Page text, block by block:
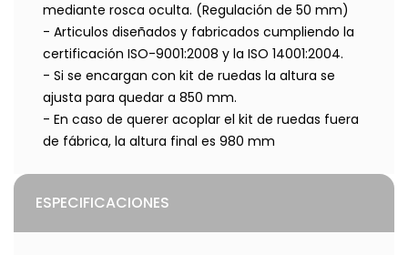
mediante rosca oculta. (Regulación de 50 mm)
- Articulos diseñados y fabricados cumpliendo la
certificación ISO-9001:2008 y la ISO 14001:2004.
- Si se encargan con kit de ruedas la altura se
ajusta para quedar a 850 mm.
- En caso de querer acoplar el kit de ruedas fuera
de fábrica, la altura final es 980 mm
ESPECIFICACIONES